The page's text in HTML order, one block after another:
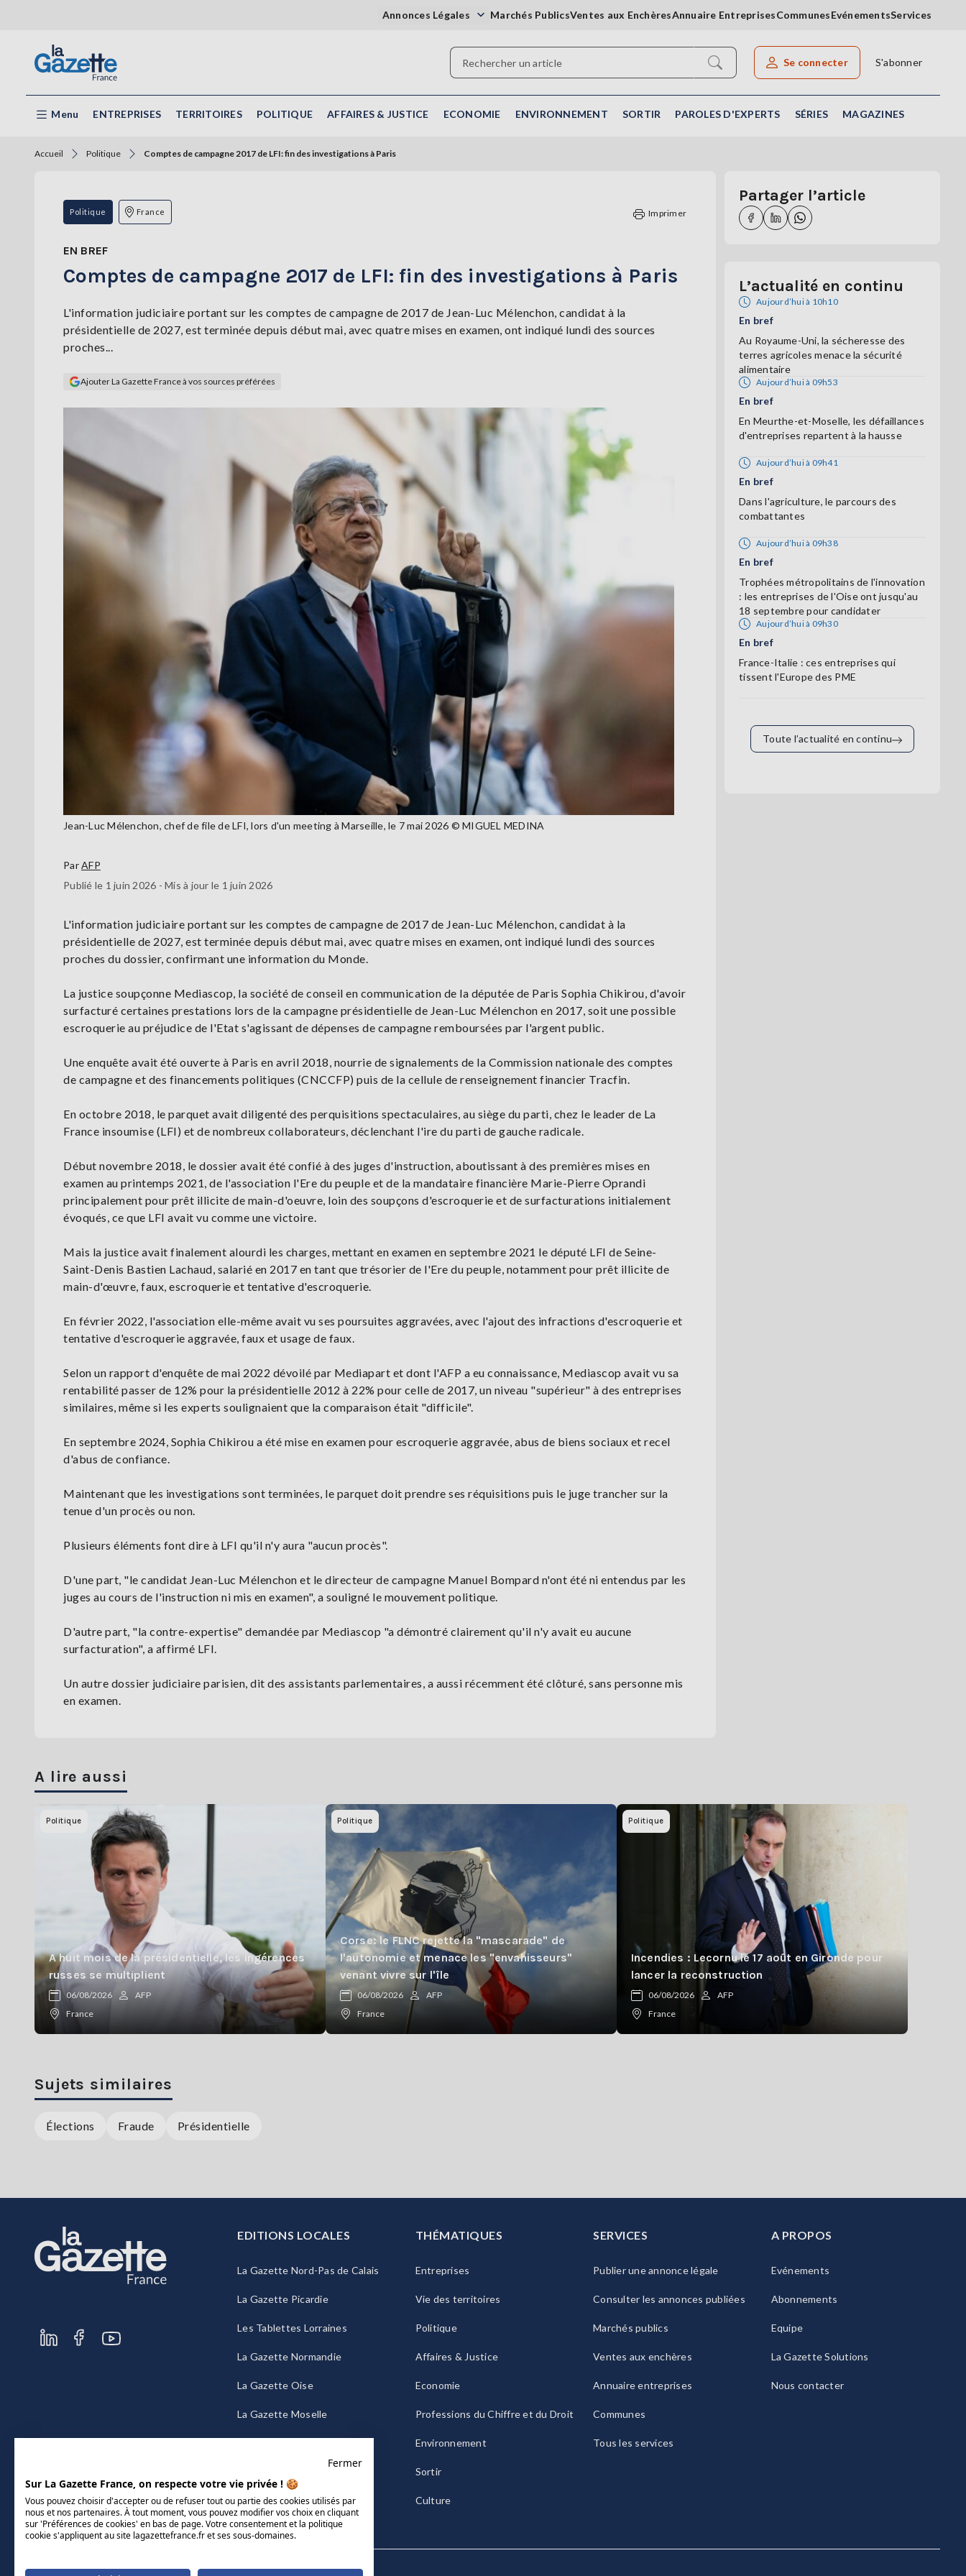
Annonces Légales Marchés PublicsVentes aux EnchèresAnnuaire EntreprisesCommunesEvénementsServices
Rechercher un article
Se connecter S'abonner
Menu ENTREPRISES TERRITOIRES POLITIQUE AFFAIRES & JUSTICE ECONOMIE ENVIRONNEMENT SORTIR PAROLES D'EXPERTS SÉRIES MAGAZINES
Accueil Politique Comptes de campagne 2017 de LFI: fin des investigations à Paris
Politique France Imprimer
EN BREF
Comptes de campagne 2017 de LFI: fin des investigations à Paris
L'information judiciaire portant sur les comptes de campagne de 2017 de Jean-Luc Mélenchon, candidat à la
présidentielle de 2027, est terminée depuis début mai, avec quatre mises en examen, ont indiqué lundi des sources
proches...
Ajouter La Gazette France à vos sources préférées
Jean-Luc Mélenchon, chef de file de LFI, lors d'un meeting à Marseille, le 7 mai 2026 © MIGUEL MEDINA
ParAFP
Publié le 1 juin 2026 - Mis à jour le 1 juin 2026
L'information judiciaire portant sur les comptes de campagne de 2017 de Jean-Luc Mélenchon, candidat à la
présidentielle de 2027, est terminée depuis début mai, avec quatre mises en examen, ont indiqué lundi des sources
proches du dossier, confirmant une information du Monde.
La justice soupçonne Mediascop, la société de conseil en communication de la députée de Paris Sophia Chikirou, d'avoir
surfacturé certaines prestations lors de la campagne présidentielle de Jean-Luc Mélenchon en 2017, soit une possible
escroquerie au préjudice de l'Etat s'agissant de dépenses de campagne remboursées par l'argent public.
Une enquête avait été ouverte à Paris en avril 2018, nourrie de signalements de la Commission nationale des comptes
de campagne et des financements politiques (CNCCFP) puis de la cellule de renseignement financier Tracfin.
En octobre 2018, le parquet avait diligenté des perquisitions spectaculaires, au siège du parti, chez le leader de La
France insoumise (LFI) et de nombreux collaborateurs, déclenchant l'ire du parti de gauche radicale.
Début novembre 2018, le dossier avait été confié à des juges d'instruction, aboutissant à des premières mises en
examen au printemps 2021, de l'association l'Ere du peuple et de la mandataire financière Marie-Pierre Oprandi
principalement pour prêt illicite de main-d'oeuvre, loin des soupçons d'escroquerie et de surfacturations initialement
évoqués, ce que LFI avait vu comme une victoire.
Mais la justice avait finalement alourdi les charges, mettant en examen en septembre 2021 le député LFI de Seine-
Saint-Denis Bastien Lachaud, salarié en 2017 en tant que trésorier de l'Ere du peuple, notamment pour prêt illicite de
main-d'œuvre, faux, escroquerie et tentative d'escroquerie.
En février 2022, l'association elle-même avait vu ses poursuites aggravées, avec l'ajout des infractions d'escroquerie et
tentative d'escroquerie aggravée, faux et usage de faux.
Selon un rapport d'enquête de mai 2022 dévoilé par Mediapart et dont l'AFP a eu connaissance, Mediascop avait vu sa
rentabilité passer de 12% pour la présidentielle 2012 à 22% pour celle de 2017, un niveau "supérieur" à des entreprises
similaires, même si les experts soulignaient que la comparaison était "difficile".
En septembre 2024, Sophia Chikirou a été mise en examen pour escroquerie aggravée, abus de biens sociaux et recel
d'abus de confiance.
Maintenant que les investigations sont terminées, le parquet doit prendre ses réquisitions puis le juge trancher sur la
tenue d'un procès ou non.
Plusieurs éléments font dire à LFI qu'il n'y aura "aucun procès".
D'une part, "le candidat Jean-Luc Mélenchon et le directeur de campagne Manuel Bompard n'ont été ni entendus par les
juges au cours de l'instruction ni mis en examen", a souligné le mouvement politique.
D'autre part, "la contre-expertise" demandée par Mediascop "a démontré clairement qu'il n'y avait eu aucune
surfacturation", a affirmé LFI.
Un autre dossier judiciaire parisien, dit des assistants parlementaires, a aussi récemment été clôturé, sans personne mis
en examen.
Partager l’article
L’actualité en continu
Aujourd’hui à 10h10
En bref
Au Royaume-Uni, la sécheresse des
terres agricoles menace la sécurité
alimentaire
Aujourd’hui à 09h53
En bref
En Meurthe-et-Moselle, les défaillances
d'entreprises repartent à la hausse
Aujourd’hui à 09h41
En bref
Dans l'agriculture, le parcours des
combattantes
Aujourd’hui à 09h38
En bref
Trophées métropolitains de l'innovation
: les entreprises de l'Oise ont jusqu'au
18 septembre pour candidater
Aujourd’hui à 09h30
En bref
France-Italie : ces entreprises qui
tissent l'Europe des PME
Toute l’actualité en continu
A lire aussi
Politique
A huit mois de la présidentielle, les ingérences
russes se multiplient
06/08/2026
AFP
France
Politique
Corse: le FLNC rejette la "mascarade" de
l'autonomie et menace les "envahisseurs"
venant vivre sur l'île
06/08/2026
AFP
France
Politique
Incendies : Lecornu le 17 août en Gironde pour
lancer la reconstruction
06/08/2026
AFP
France
Sujets similaires
Élections Fraude Présidentielle
EDITIONS LOCALES
La Gazette Nord-Pas de Calais
La Gazette Picardie
Les Tablettes Lorraines
La Gazette Normandie
La Gazette Oise
La Gazette Moselle
THÉMATIQUES
Entreprises
Vie des territoires
Politique
Affaires & Justice
Economie
Professions du Chiffre et du Droit
Environnement
Sortir
Culture
SERVICES
Publier une annonce légale
Consulter les annonces publiées
Marchés publics
Ventes aux enchères
Annuaire entreprises
Communes
Tous les services
A PROPOS
Evénements
Abonnements
Equipe
La Gazette Solutions
Nous contacter
Fermer
Sur La Gazette France, on respecte votre vie privée ! 🍪
Vous pouvez choisir d'accepter ou de refuser tout ou partie des cookies utilisés par
nous et nos partenaires. À tout moment, vous pouvez modifier vos choix en cliquant
sur 'Préférences de cookies' en bas de page. Votre consentement et la politique
cookie s'appliquent au site lagazettefrance.fr et ses sous-domaines.